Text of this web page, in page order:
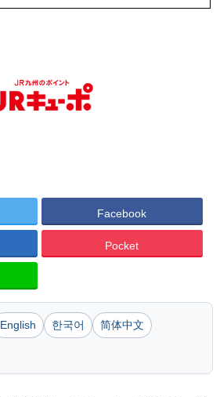
Facebook
Pocket
English 한국어 简体中文